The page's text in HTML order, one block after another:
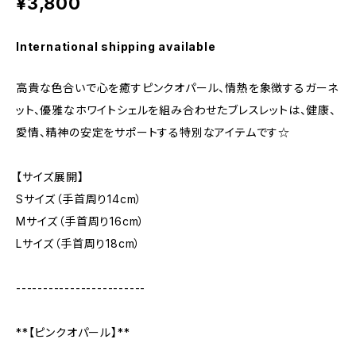
International shipping available
高貴な色合いで心を癒すピンクオパール、情熱を象徴するガーネ
ット、優雅なホワイトシェルを組み合わせたブレスレットは、健康、
愛情、精神の安定をサポートする特別なアイテムです☆
【サイズ展開】
Sサイズ（手首周り14cm）
Mサイズ（手首周り16cm）
Lサイズ（手首周り18cm）
------------------------
**【ピンクオパール】**